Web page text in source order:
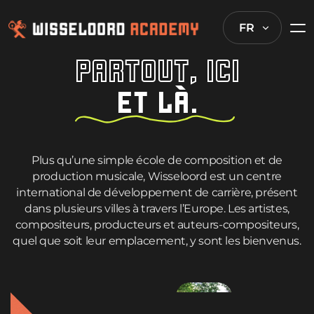
FR
PARTOUT, ICI
ET LÀ.
Plus qu’une simple école de composition et de
production musicale, Wisseloord est un centre
international de développement de carrière, présent
dans plusieurs villes à travers l’Europe. Les artistes,
compositeurs, producteurs et auteurs-compositeurs,
quel que soit leur emplacement, y sont les bienvenus.